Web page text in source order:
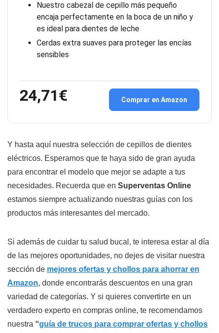
Nuestro cabezal de cepillo más pequeño
encaja perfectamente en la boca de un niño y
es ideal para dientes de leche
Cerdas extra suaves para proteger las encías
sensibles
24,71€ Comprar en Amazon
Y hasta aquí nuestra selección de cepillos de dientes
eléctricos. Esperamos que te haya sido de gran ayuda
para encontrar el modelo que mejor se adapte a tus
necesidades. Recuerda que en Superventas Online
estamos siempre actualizando nuestras guías con los
productos más interesantes del mercado.
Si además de cuidar tu salud bucal, te interesa estar al día
de las mejores oportunidades, no dejes de visitar nuestra
sección de mejores ofertas y chollos para ahorrar en
Amazon, donde encontrarás descuentos en una gran
variedad de categorías. Y si quieres convertirte en un
verdadero experto en compras online, te recomendamos
nuestra “guía de trucos para comprar ofertas y chollos